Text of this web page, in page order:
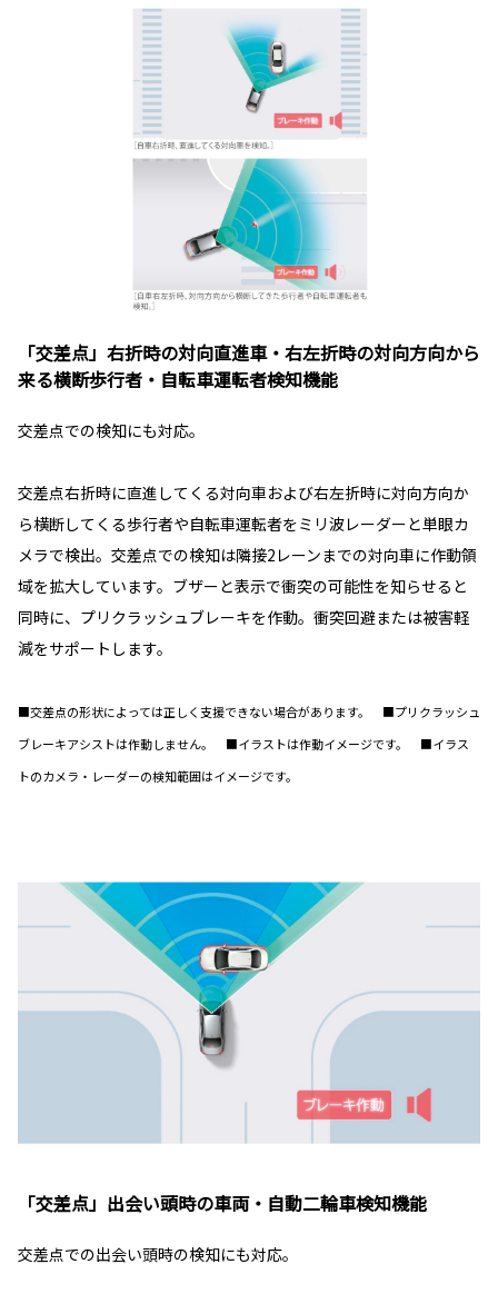
「交差点」右折時の対向直進車・右左折時の対向方向から
来る横断歩行者・自転車運転者検知機能
交差点での検知にも対応。
交差点右折時に直進してくる対向車および右左折時に対向方向か
ら横断してくる歩行者や自転車運転者をミリ波レーダーと単眼カ
メラで検出。交差点での検知は隣接2レーンまでの対向車に作動領
域を拡大しています。ブザーと表示で衝突の可能性を知らせると
同時に、プリクラッシュブレーキを作動。衝突回避または被害軽
減をサポートします。
■交差点の形状によっては正しく支援できない場合があります。 ■プリクラッシュ
ブレーキアシストは作動しません。 ■イラストは作動イメージです。 ■イラス
トのカメラ・レーダーの検知範囲はイメージです。
「交差点」出会い頭時の車両・自動二輪車検知機能
交差点での出会い頭時の検知にも対応。